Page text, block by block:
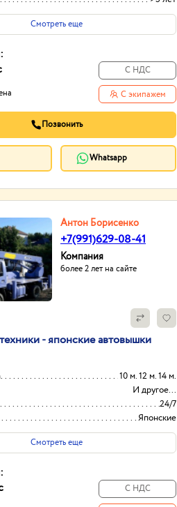
Смотреть еще
С НДС
С экипажем
Позвонить
Whatsapp
Антон Борисенко
+7(991)629-08-41
Компания
более 2 лет на сайте
- японские автовышки
10 м. 12 м. 14 м.
И другое...
24/7
Японские
Нал/безнал
Смотреть еще
С НДС